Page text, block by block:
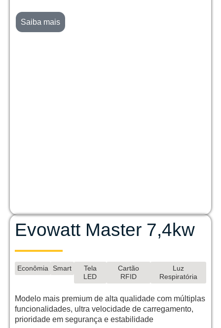
Saiba mais
Evowatt Master 7,4kw
Econômia Smart
Tela
LED
Cartão
RFID
Luz
Respiratória
Modelo mais premium de alta qualidade com múltiplas
funcionalidades, ultra velocidade de carregamento,
prioridade em segurança e estabilidade